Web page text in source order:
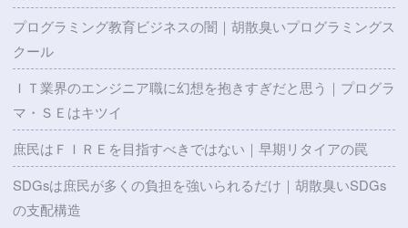
プログラミング教育ビジネスの闇｜胡散臭いプログラミングス
クール
ＩＴ業界のエンジニア職に幻想を抱きすぎだと思う｜プログラ
マ・ＳＥはキツイ
庶民はＦＩＲＥを目指すべきではない｜早期リタイアの罠
SDGsは庶民が多くの負担を強いられるだけ｜胡散臭いSDGs
の支配構造